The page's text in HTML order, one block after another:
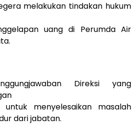
melakukan tindakan hukum
uang di Perumda Air
Direksi yang
untuk menyelesaikan masalah
dari jabatan.